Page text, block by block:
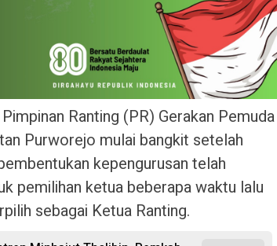
Ranting (PR) Gerakan Pemuda
Purworejo mulai bangkit setelah
kepengurusan telah
pemilihan ketua beberapa waktu lalu
sebagai Ketua Ranting.